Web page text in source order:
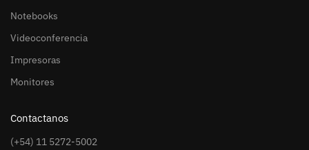
Notebooks
Videoconferencia
Impresoras
Monitores
Contactanos
(+54) 11 5272-5002